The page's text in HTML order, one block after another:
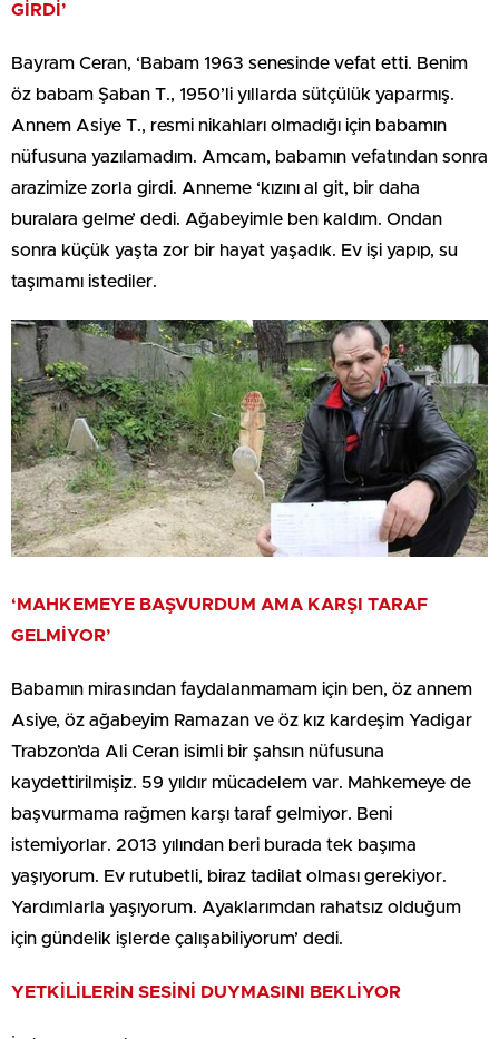
GİRDİ’
Bayram Ceran, ‘Babam 1963 senesinde vefat etti. Benim
öz babam Şaban T., 1950’li yıllarda sütçülük yaparmış.
Annem Asiye T., resmi nikahları olmadığı için babamın
nüfusuna yazılamadım. Amcam, babamın vefatından sonra
arazimize zorla girdi. Anneme ‘kızını al git, bir daha
buralara gelme’ dedi. Ağabeyimle ben kaldım. Ondan
sonra küçük yaşta zor bir hayat yaşadık. Ev işi yapıp, su
taşımamı istediler.
‘MAHKEMEYE BAŞVURDUM AMA KARŞI TARAF
GELMİYOR’
Babamın mirasından faydalanmamam için ben, öz annem
Asiye, öz ağabeyim Ramazan ve öz kız kardeşim Yadigar
Trabzon’da Ali Ceran isimli bir şahsın nüfusuna
kaydettirilmişiz. 59 yıldır mücadelem var. Mahkemeye de
başvurmama rağmen karşı taraf gelmiyor. Beni
istemiyorlar. 2013 yılından beri burada tek başıma
yaşıyorum. Ev rutubetli, biraz tadilat olması gerekiyor.
Yardımlarla yaşıyorum. Ayaklarımdan rahatsız olduğum
için gündelik işlerde çalışabiliyorum’ dedi.
YETKİLİLERİN SESİNİ DUYMASINI BEKLİYOR